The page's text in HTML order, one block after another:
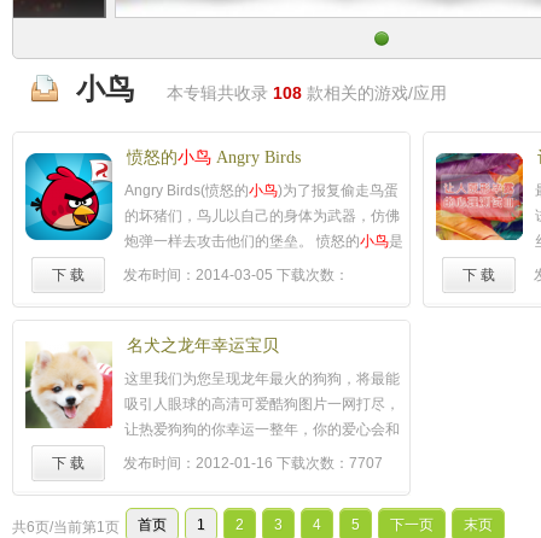
小鸟 本专辑共收录 108 款相关的游戏/应用
愤怒的小鸟 Angry Birds
Angry Birds(愤怒的小鸟)为了报复偷走鸟蛋
的坏猪们，鸟儿以自己的身体为武器，仿佛
炮弹一样去攻击他们的堡垒。 愤怒的小鸟是
一款具有挑战性的物理类游戏，每个关卡都
过关。 愤怒的小鸟又回来了，这是一个全新
的地下战斗：矿井大战！坏坏的肥猪们将偷
来的鸟蛋藏匿在深不可测的地下洞穴内，对
于
小鸟
们是一个巨大的挑战。 观察和分析地
理条件能够帮助你发现坏猪们的踪迹，消灭
的小鸟 破解版下载：
http://www.mumayi.com/android-
903096.html
下 载 发布时间：2014-03-05 下载次数：
11026579
下 载
名犬之龙年幸运宝贝
这里我们为您呈现龙年最火的狗狗，将最能
吸引人眼球的高清可爱酷狗图片一网打尽，
让热爱狗狗的你幸运一整年，你的爱心会和
狗狗的绒毛一样的温暖。 阅豹—给您带来最
集，例如很纯很暧昧、盗墓笔记、鬼吹灯、
茅山后裔、天才医生、永生、斗破苍穷、坏
下 载 发布时间：2012-01-16 下载次数：7707
共6页/当前第1页 首页 1 2 3 4 5 下一页 末页